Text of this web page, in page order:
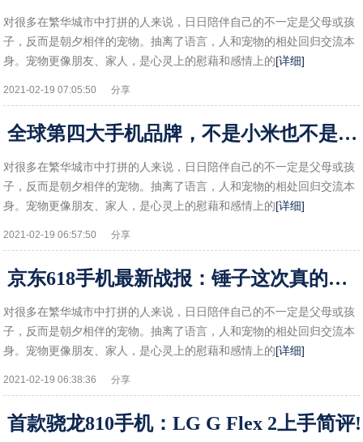
对很多在繁华城市中打拼的人来说，日日陪伴自己的不一定是父母或孩
子，反而是朝夕相伴的宠物。抽离了语言，人和宠物的相处回归交流本
身。宠物更像朋友、家人，是心灵上的慰藉和感情上的[详细]
2021-02-19 07:05:50 分享
全球第四大手机品牌，不是小米也不是OV，稳居非洲销量榜首！!
对很多在繁华城市中打拼的人来说，日日陪伴自己的不一定是父母或孩
子，反而是朝夕相伴的宠物。抽离了语言，人和宠物的相处回归交流本
身。宠物更像朋友、家人，是心灵上的慰藉和感情上的[详细]
2021-02-19 06:57:50 分享
京东618手机最新战报：锤子这次真的要起来了!
对很多在繁华城市中打拼的人来说，日日陪伴自己的不一定是父母或孩
子，反而是朝夕相伴的宠物。抽离了语言，人和宠物的相处回归交流本
身。宠物更像朋友、家人，是心灵上的慰藉和感情上的[详细]
2021-02-19 06:38:36 分享
首款骁龙810手机：LG G Flex 2上手简评!